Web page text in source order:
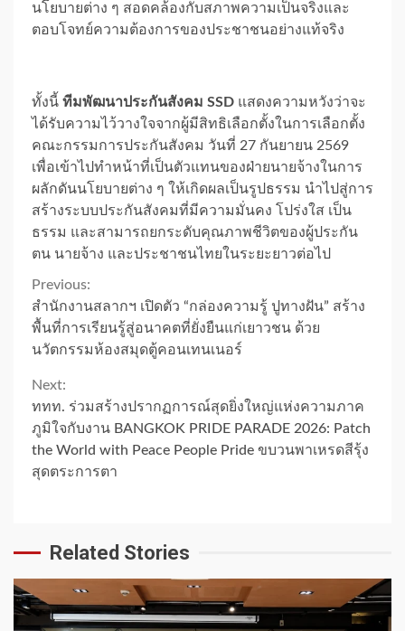
นโยบายต่าง ๆ สอดคล้องกับสภาพความเป็นจริงและ
ตอบโจทย์ความต้องการของประชาชนอย่างแท้จริง
ทั้งนี้ ทีมพัฒนาประกันสังคม SSD แสดงความหวังว่าจะ
ได้รับความไว้วางใจจากผู้มีสิทธิเลือกตั้งในการเลือกตั้ง
คณะกรรมการประกันสังคม วันที่ 27 กันยายน 2569
เพื่อเข้าไปทำหน้าที่เป็นตัวแทนของฝ่ายนายจ้างในการ
ผลักดันนโยบายต่าง ๆ ให้เกิดผลเป็นรูปธรรม นำไปสู่การ
สร้างระบบประกันสังคมที่มีความมั่นคง โปร่งใส เป็น
ธรรม และสามารถยกระดับคุณภาพชีวิตของผู้ประกัน
ตน นายจ้าง และประชาชนไทยในระยะยาวต่อไป
Continue
Reading
Previous:
สำนักงานสลากฯ เปิดตัว “กล่องความรู้ ปูทางฝัน” สร้าง
พื้นที่การเรียนรู้สู่อนาคตที่ยั่งยืนแก่เยาวชน ด้วย
นวัตกรรมห้องสมุดตู้คอนเทนเนอร์
Next:
ททท. ร่วมสร้างปรากฏการณ์สุดยิ่งใหญ่แห่งความภาค
ภูมิใจกับงาน BANGKOK PRIDE PARADE 2026: Patch
the World with Peace People Pride ขบวนพาเหรดสีรุ้ง
สุดตระการตา
Related Stories